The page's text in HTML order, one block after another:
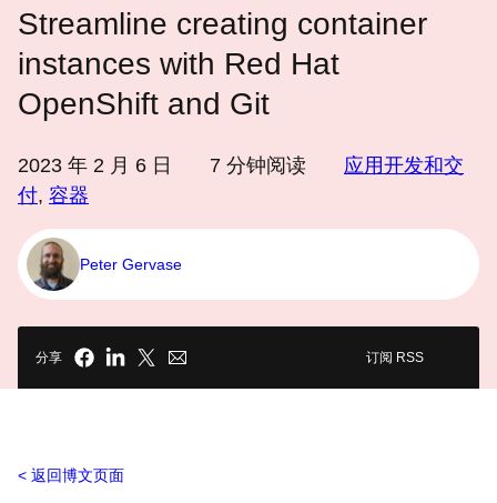
Streamline creating container
instances with Red Hat
OpenShift and Git
2023 年 2 月 6 日 7 分钟阅读
应用开发和交
付, 容器
Peter Gervase
分享 订阅 RSS
返回博文页面